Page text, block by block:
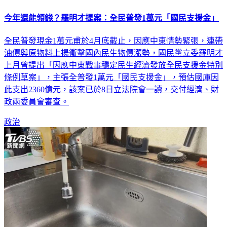
今年還能領錢？羅明才提案：全民普發1萬元「國民支援金」
全民普發現金1萬元甫於4月底截止，因應中東情勢緊張，連帶
油價與原物料上揚衝擊國內民生物價漲勢，國民黨立委羅明才
上月曾提出「因應中東戰事穩定民生經濟發放全民支援金特別
條例草案」，主張全普發1萬元「國民支援金」，預估國庫因
此支出2360億元，該案已於8日立法院會一讀，交付經濟、財
政兩委員會審查。
政治